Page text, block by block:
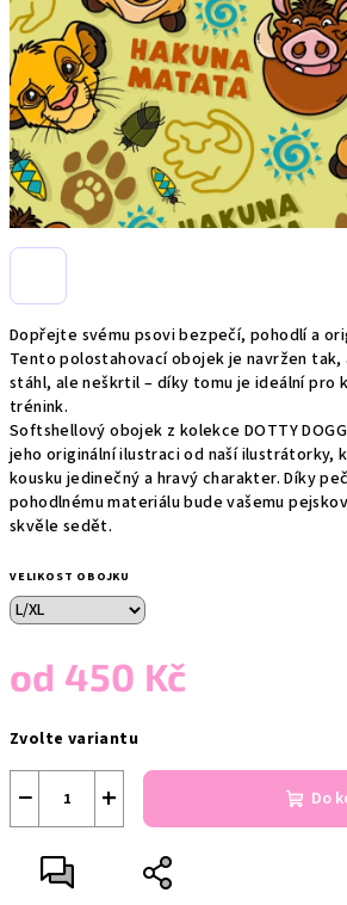
Dopřejte svému psovi bezpečí, pohodlí a
Tento polostahovací obojek je navržen tak,
stáhl, ale neškrtil – díky tomu je ideální pro
trénink.
Softshellový obojek z kolekce DOTTY
jeho originální ilustraci od naší ilustrátorky,
kousku jedinečný a hravý charakter. Díky
pohodlnému materiálu bude vašemu
skvěle sedět.
VELIKOST OBOJKU
od 450 Kč
cena:
Zvolte variantu
+
− Do